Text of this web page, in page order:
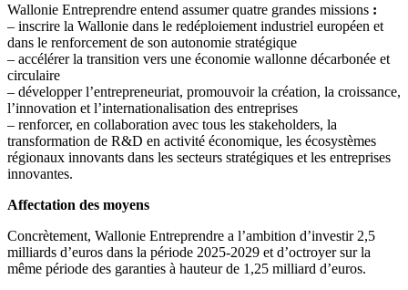
Wallonie Entreprendre entend assumer quatre grandes missions :
– inscrire la Wallonie dans le redéploiement industriel européen et
dans le renforcement de son autonomie stratégique
– accélérer la transition vers une économie wallonne décarbonée et
circulaire
– développer l’entrepreneuriat, promouvoir la création, la croissance,
l’innovation et l’internationalisation des entreprises
– renforcer, en collaboration avec tous les stakeholders, la
transformation de R&D en activité économique, les écosystèmes
régionaux innovants dans les secteurs stratégiques et les entreprises
innovantes.
Affectation des moyens
Concrètement, Wallonie Entreprendre a l’ambition d’investir 2,5
milliards d’euros dans la période 2025-2029 et d’octroyer sur la
même période des garanties à hauteur de 1,25 milliard d’euros.